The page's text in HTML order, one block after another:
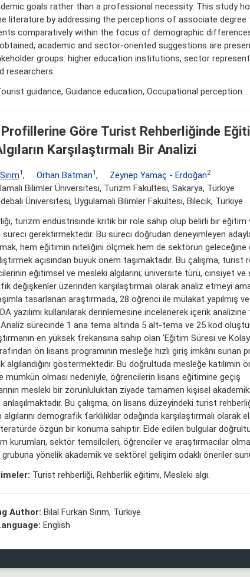
goals rather than a professional necessity. This study
literature by addressing the perceptions of associate degree
comparatively within the focus of demographic
academic and sector-oriented suggestions are
groups: higher education institutions, sector
researchers.
guidance, Guidance education, Occupational perception.
Profillerine Göre Turist Rehberliğinde
Karşılaştırmalı Bir Analizi
1, Orhan Batman1, Zeynep Yamaç - Erdoğan2
Bilimler Üniversitesi, Turizm Fakültesi, Sakarya, Türkiye
Üniversitesi, Uygulamalı Bilimler Fakültesi, Bilecik, Türkiye
turizm endüstrisinde kritik bir role sahip olup belirli bir eğitim
gerektirmektedir. Bu süreci doğrudan deneyimleyen
hem eğitimin niteliğini ölçmek hem de sektörün geleceğine
açısından büyük önem taşımaktadır. Bu çalışma, turist
eğitimsel ve mesleki algılarını; üniversite türü, cinsiyet ve
değişkenler üzerinden karşılaştırmalı olarak analiz etmeyi
tasarlanan araştırmada, 28 öğrenci ile mülakat yapılmış
yazılımı kullanılarak derinlemesine incelenerek içerik analizine
sürecinde 1 ana tema altında 5 alt-tema ve 25 kod
en yüksek frekansına sahip olan 'Eğitim Süresi ve
ön lisans programının mesleğe hızlı giriş imkânı sunan
algılandığını göstermektedir. Bu doğrultuda mesleğe katılımın
mümkün olması nedeniyle, öğrencilerin lisans eğitimine geçiş
mesleki bir zorunluluktan ziyade tamamen kişisel
anlaşılmaktadır. Bu çalışma, ön lisans düzeyindeki turist
demografik farklılıklar odağında karşılaştırmalı olarak
özgün bir konuma sahiptir. Elde edilen bulgular
kurumları, sektör temsilcileri, öğrenciler ve araştırmacılar
grubuna yönelik akademik ve sektörel gelişim odaklı öneriler
Turist rehberliği, Rehberlik eğitimi, Mesleki algı.
Author: Bilal Furkan Sırım, Türkiye
English